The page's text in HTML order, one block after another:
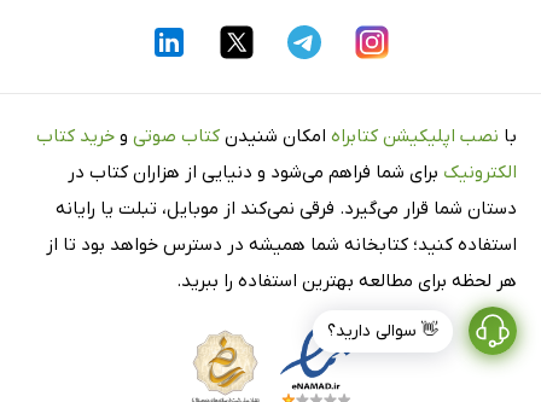
👋 سوالی دارید؟
با نصب اپلیکیشن کتابراه امکان شنیدن کتاب صوتی و خرید کتاب
الکترونیک برای شما فراهم می‌شود و دنیایی از هزاران کتاب در
دستان شما قرار می‌گیرد. فرقی نمی‌کند از موبایل، تبلت یا رایانه
استفاده کنید؛ کتابخانه شما همیشه در دسترس خواهد بود تا از
هر لحظه برای مطالعه بهترین استفاده را ببرید.